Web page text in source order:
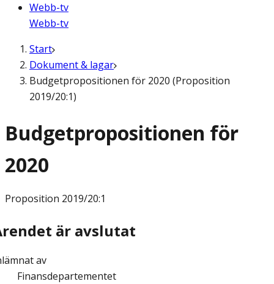
Webb-tv
Webb-tv
Start
Dokument & lagar
Budgetpropositionen för 2020 (Proposition
2019/20:1)
Budgetpropositionen för
2020
Proposition 2019/20:1
är avslutat
av
Finansdepartementet